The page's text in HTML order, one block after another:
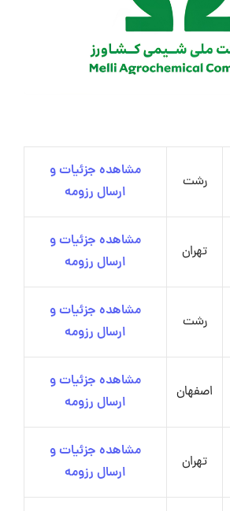
رشت
مشاهده جزئیات و
ارسال رزومه
تهران
مشاهده جزئیات و
ارسال رزومه
رشت
مشاهده جزئیات و
ارسال رزومه
اصفهان
مشاهده جزئیات و
ارسال رزومه
تهران
مشاهده جزئیات و
ارسال رزومه